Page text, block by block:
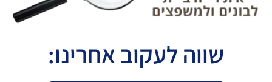
שווה לעקוב אחרינו: